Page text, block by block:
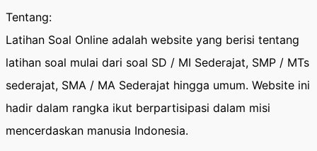
Tentang:
Latihan Soal Online adalah website yang berisi tentang
latihan soal mulai dari soal SD / MI Sederajat, SMP / MTs
sederajat, SMA / MA Sederajat hingga umum. Website ini
hadir dalam rangka ikut berpartisipasi dalam misi
mencerdaskan manusia Indonesia.